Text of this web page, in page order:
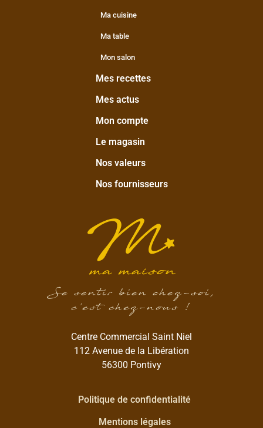
Ma cuisine
Ma table
Mon salon
Mes recettes
Mes actus
Mon compte
Le magasin
Nos valeurs
Nos fournisseurs
Se sentir bien chez-soi,
c’est chez-nous !
Centre Commercial Saint Niel
112 Avenue de la Libération
56300 Pontivy
Politique de confidentialité
Mentions légales